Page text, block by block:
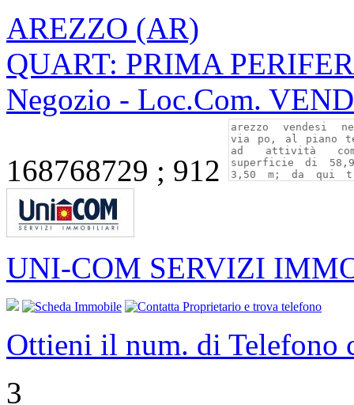
AREZZO (AR)
QUART: PRIMA
Negozio - Loc.Com.
168768729 ; 912
UNI-COM SERVIZI
Ottieni il num. di Telefono
3